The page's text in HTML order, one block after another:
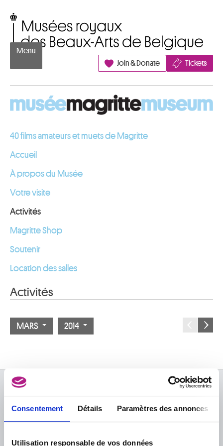
Consentement Détails Paramètres des annonces
Utilisation responsable de vos données
Menu
Join & Donate
Tickets
40 films amateurs et muets de Magritte
Accueil
À propos du Musée
Votre visite
Activités
Magritte Shop
Soutenir
Location des salles
Activités
MARS 2014
Publications